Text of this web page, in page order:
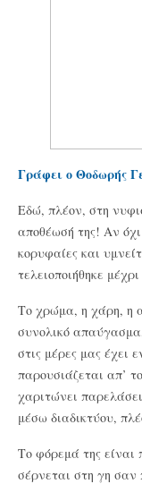
Γράφει ο Θοδωρής
Εδώ, πλέον, στη
αποθέωσή της! Αν
κορυφαίες και
τελειοποιήθηκε
Το χρώμα, η χάρη, η
συνολικό
στις μέρες μας έχει
παρουσιάζεται απ’
χαριτώνει
μέσω διαδικτύου,
Το φόρεμά της είναι
σέρνεται στη γη σαν